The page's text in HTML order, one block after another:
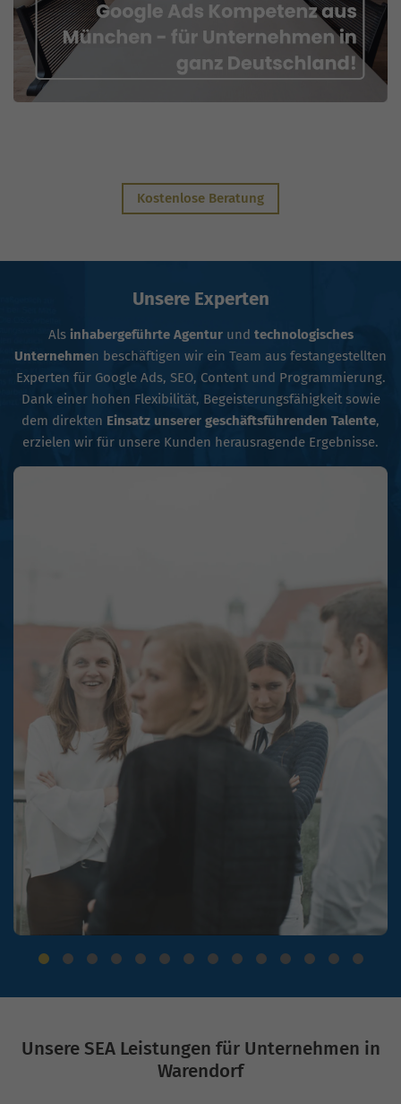
Kostenlose Beratung
Unsere Experten
Alsinhabergeführte Agenturund technologisches
Unternehmen beschäftigen wir ein Team aus festangestellten
Experten für Google Ads, SEO, Content und Programmierung.
Dank einer hohen Flexibilität, Begeisterungsfähigkeit sowie
dem direkten Einsatz unserer geschäftsführenden Talente,
erzielen wir für unsere Kunden herausragende Ergebnisse.
Unsere SEA Leistungen für Unternehmen in
Warendorf